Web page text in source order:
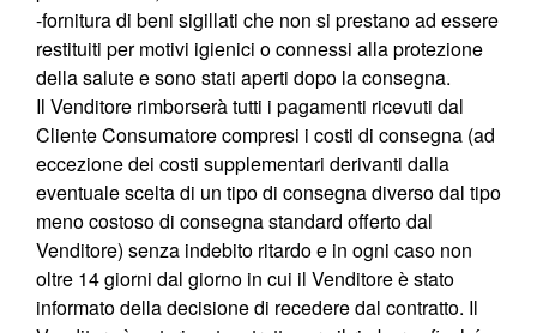
-fornitura di beni sigillati che non si prestano ad essere
restituiti per motivi igienici o connessi alla protezione
della salute e sono stati aperti dopo la consegna.
Il Venditore rimborserà tutti i pagamenti ricevuti dal
Cliente Consumatore compresi i costi di consegna (ad
eccezione dei costi supplementari derivanti dalla
eventuale scelta di un tipo di consegna diverso dal tipo
meno costoso di consegna standard offerto dal
Venditore) senza indebito ritardo e in ogni caso non
oltre 14 giorni dal giorno in cui il Venditore è stato
informato della decisione di recedere dal contratto. Il